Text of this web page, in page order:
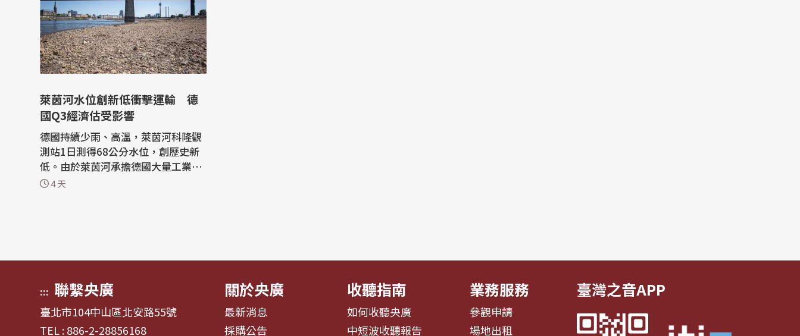
萊茵河水位創新低衝擊運輸 德
國Q3經濟估受影響
德國持續少雨、高溫，萊茵河科隆觀
測站1日測得68公分水位，創歷史新
低。由於萊茵河承擔德國大量工業原
料與能源運輸，專家警告，低水位已
4 天
::: 聯繫央廣
臺北市104中山區北安路55號
TEL : 886-2-28856168
關於央廣
最新消息
採購公告
收聽指南
如何收聽央廣
中短波收聽報告
業務服務
參觀申請
場地出租
臺灣之音APP